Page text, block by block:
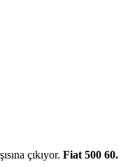
çıkıyor. Fiat 500 60.